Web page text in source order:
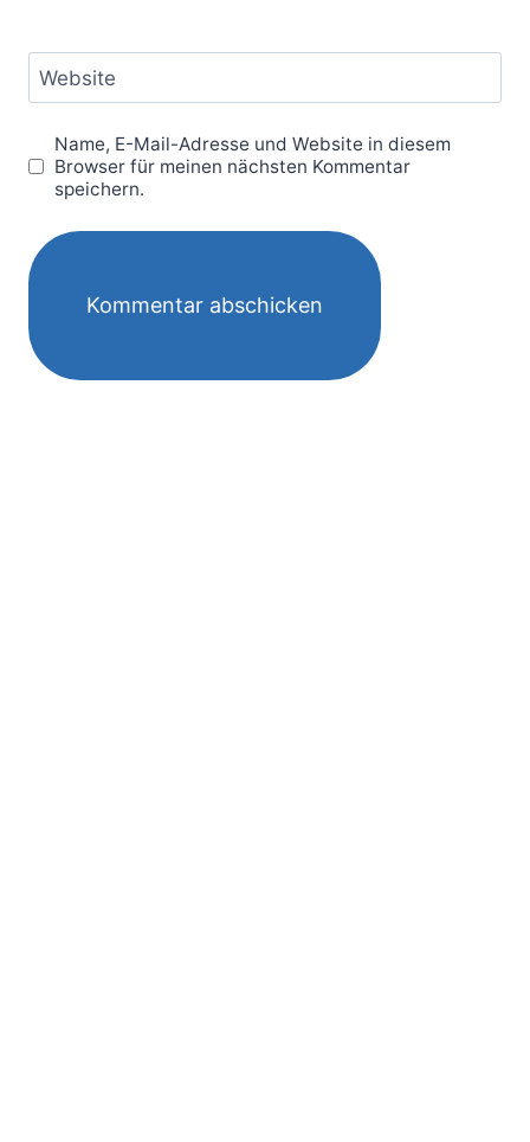
Website
Name, E-Mail-Adresse und Website in diesem
Browser für meinen nächsten Kommentar
speichern.